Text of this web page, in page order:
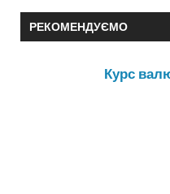
РЕКОМЕНДУЄМО
Курс